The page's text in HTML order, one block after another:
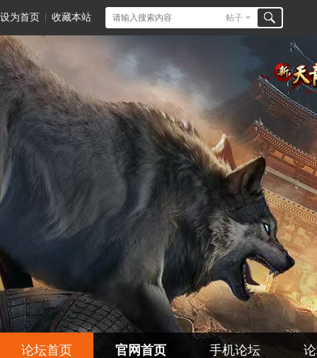
设为首页 收藏本站 帖子
论坛首页 官网首页 手机论坛